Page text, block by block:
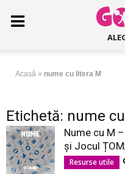
Acasă » nume cu litera M
Etichetă: nume
Nume cu M
și Jocul
Resurse utile